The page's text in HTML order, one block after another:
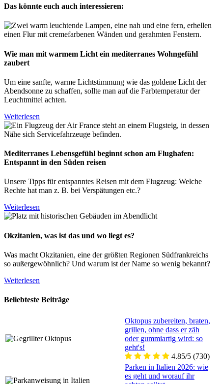
Das könnte euch auch interessieren:
Wie man mit warmem Licht ein mediterranes Wohngefühl
zaubert
Um eine sanfte, warme Lichtstimmung wie das goldene Licht der
Abendsonne zu schaffen, sollte man auf die Farbtemperatur der
Leuchtmittel achten.
Weiterlesen
Mediterranes Lebensgefühl beginnt schon am Flughafen:
Entspannt in den Süden reisen
Unsere Tipps für entspanntes Reisen mit dem Flugzeug: Welche
Rechte hat man z. B. bei Verspätungen etc.?
Weiterlesen
Okzitanien, was ist das und wo liegt es?
Was macht Okzitanien, eine der größten Regionen Südfrankreichs
so außergewöhnlich? Und warum ist der Name so wenig bekannt?
Weiterlesen
Beliebteste Beiträge
Oktopus zubereiten, braten,
grillen, ohne dass er zäh
oder gummiartig wird: so
geht's!
4.85/5 (730)
Parken in Italien 2026: wie
es geht und worauf ihr